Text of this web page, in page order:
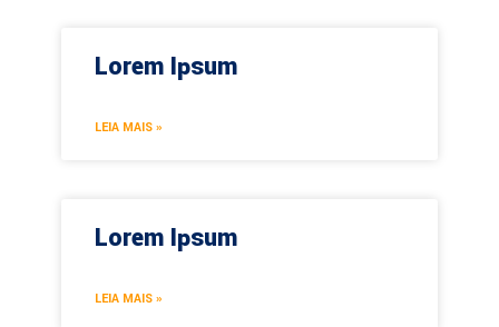
Lorem Ipsum
LEIA MAIS »
Lorem Ipsum
LEIA MAIS »